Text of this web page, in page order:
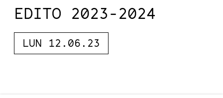
EDITO 2023-2024
LUN 12.06.23